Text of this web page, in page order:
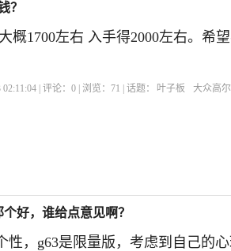
？
概1700左右 入手得2000左右。希
| 评论：0 | 浏览： 71 | 话题： 叶子板 大众高
好，谁给点意见啊？
性，g63是限量版，考虑到自己的